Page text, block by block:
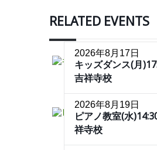
RELATED EVENTS
2026年8月17日
キッズダンス(月
吉祥寺校
2026年8月19日
ピアノ教室(水
祥寺校